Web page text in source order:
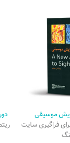
موسیقی
فراگیری سایت